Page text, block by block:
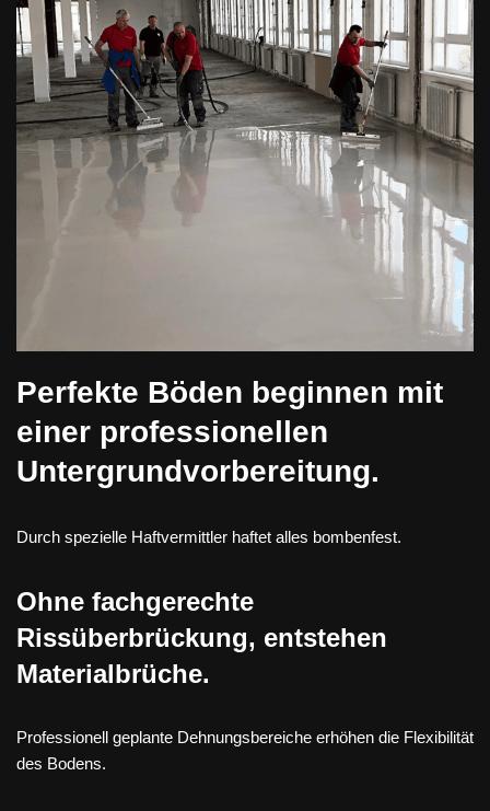
Perfekte Böden beginnen mit
einer professionellen
Untergrundvorbereitung.
Durch spezielle Haftvermittler haftet alles bombenfest.
Ohne fachgerechte
Rissüberbrückung, entstehen
Materialbrüche.
Professionell geplante Dehnungsbereiche erhöhen die Flexibilität
des Bodens.